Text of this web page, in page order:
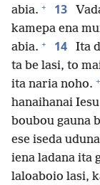
abia. + 13
kamepa ena
abia. + 14
Ita
ta be lasi, to
ita naria noho. +
hanaihanai
boubou gauna
ese iseda
iena ladana ita
laloaboio lasi,